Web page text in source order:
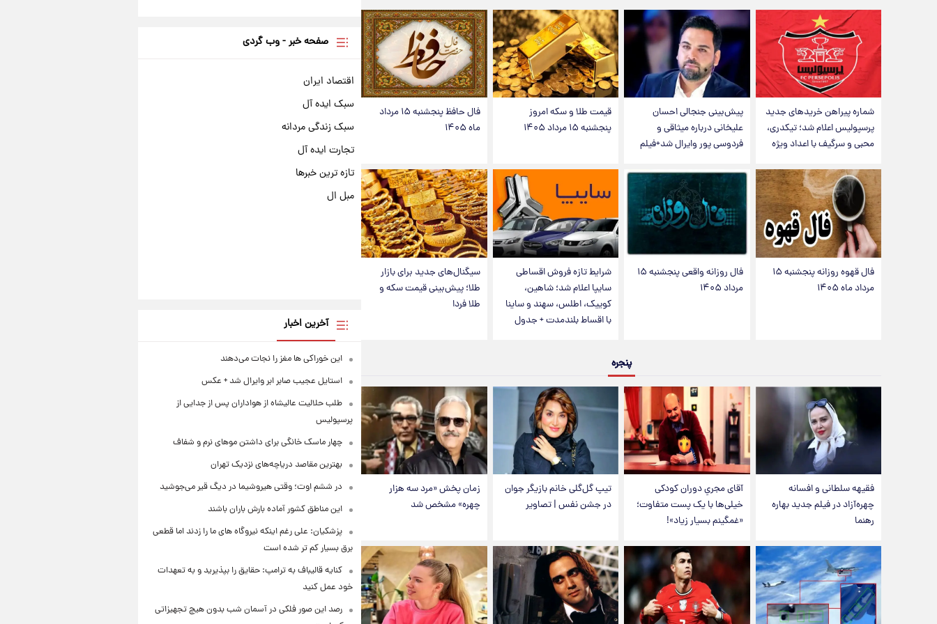
شماره پیراهن خریدهای جدید
پرسپولیس اعلام شد؛ تیکدری،
محبی و سرگیف با اعداد ویژه
پیش‌بینی جنجالی احسان
علیخانی درباره میثاقی و
فردوسی پور وایرال شد+فیلم
قیمت طلا و سکه امروز
پنجشنبه ۱۵ مرداد ۱۴۰۵
فال حافظ پنجشنبه ۱۵ مرداد
ماه ۱۴۰۵
فال قهوه روزانه پنجشنبه ۱۵
مرداد ماه ۱۴۰۵
فال روزانه واقعی پنجشنبه ۱۵
مرداد ۱۴۰۵
شرایط تازه فروش اقساطی
سایپا اعلام شد؛ شاهین،
کوییک، اطلس، سهند و ساینا
با اقساط بلندمدت + جدول
سیگنال‌های جدید برای بازار
طلا؛ پیش‌بینی قیمت سکه و
طلا فردا
پنجره
فقیهه سلطانی و افسانه
چهره‌آزاد در فیلم جدید بهاره
رهنما
آقای مجریِ دوران کودکی
خیلی‌ها با یک پست متفاوت؛
«غمگینم بسیار زیاد»!
تیپ گل‌گلی خانم بازیگر جوان
در جشن نفس | تصاویر
زمان پخش «مرد سه هزار
چهره» مشخص شد
صفحه خبر - وب گردی
اقتصاد ایران
سبک ایده آل
سبک زندگی مردانه
تجارت ایده آل
تازه ترین خبرها
مبل ال
آخرین اخبار
این خوراکی ها مغز را نجات می‌دهند
استایل عجیب صابر ابر وایرال شد + عکس
طلب حلالیت عالیشاه از هواداران پس از جدایی از
پرسپولیس
چهار ماسک خانگی برای داشتن موهای نرم و شفاف
بهترین مقاصد دریاچه‌های نزدیک تهران
در ششم اوت؛ وقتی هیروشیما در دیگ قیر می‌جوشید
این مناطق کشور آماده بارش باران باشند
پزشکیان: علی رغم اینکه نیروگاه های ما را زدند اما قطعی
برق بسیار کم تر شده است
کنایه قالیباف به ترامپ: حقایق را بپذیرید و به تعهدات
خود عمل کنید
رصد این صور فلکی در آسمان شب بدون هیچ تجهیزاتی